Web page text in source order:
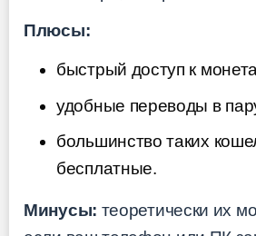
Плюсы:
быстрый доступ к
удобные переводы в
большинство таких
бесплатные.
Минусы: теоретически их